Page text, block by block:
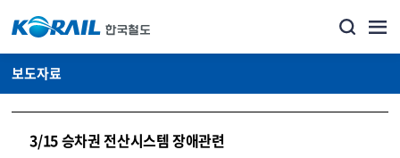
보도자료
3/15 승차권 전산시스템 장애관련